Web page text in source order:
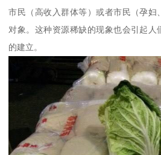
市民（高收入群体等）或者市民（孕妇
对象。这种资源稀缺的现象也会引起人
的建立。